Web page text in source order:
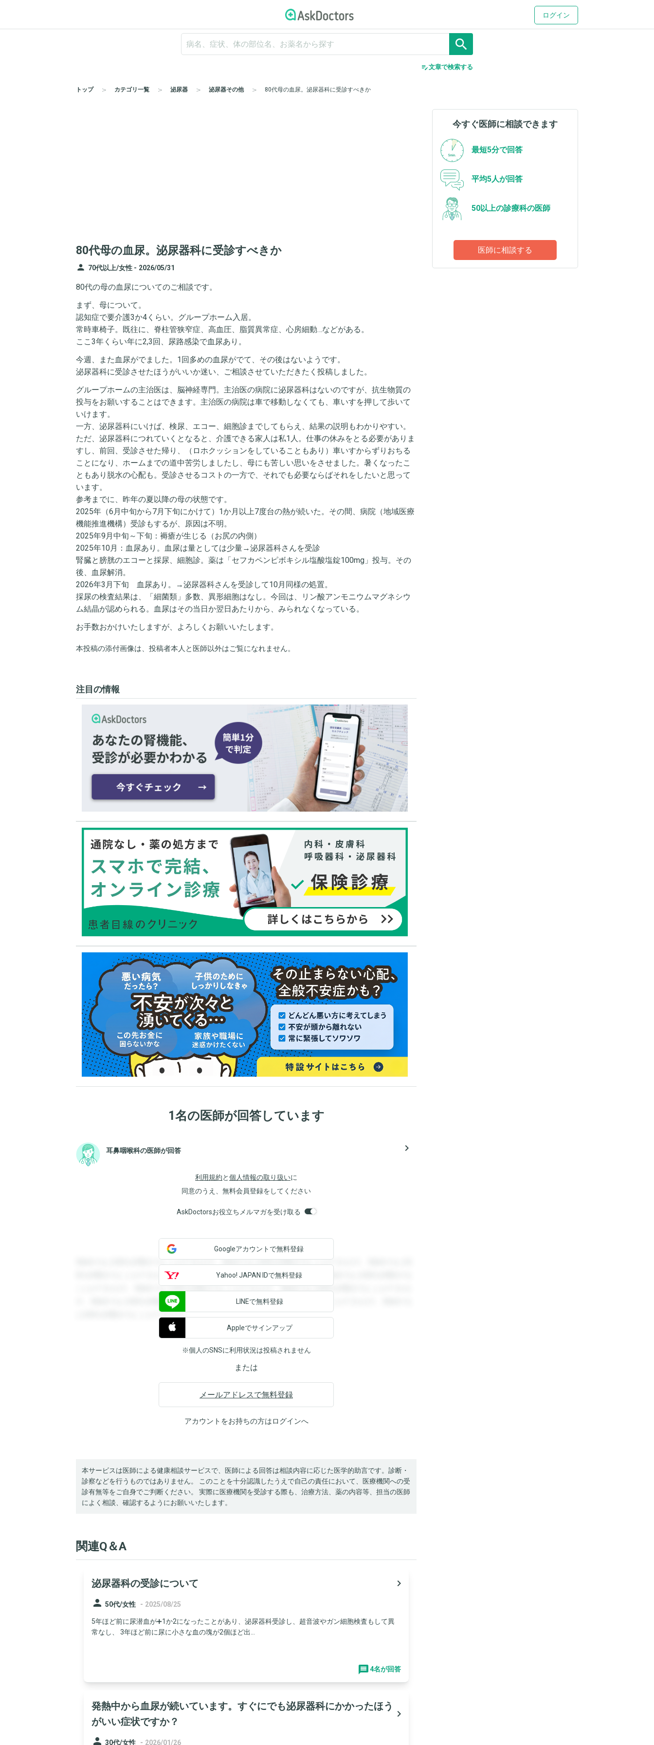
ログイン
search
edit_note文章で検索する
トップ カテゴリ一覧 泌尿器 泌尿器その他 80代母の血尿。泌尿器科に受診すべきか
80代母の血尿。泌尿器科に受診すべきか
person 70代以上/女性 - 2026/05/31
80代の母の血尿についてのご相談です。
まず、母について。
認知症で要介護3か4くらい。グループホーム入居。
常時車椅子。既往に、脊柱管狭窄症、高血圧、脂質異常症、心房細動…などがある。
ここ3年くらい年に2,3回、尿路感染で血尿あり。
今週、また血尿がでました。1回多めの血尿がでて、その後はないようです。
泌尿器科に受診させたほうがいいか迷い、ご相談させていただきたく投稿しました。
グループホームの主治医は、脳神経専門。主治医の病院に泌尿器科はないのですが、抗生物質の
投与をお願いすることはできます。主治医の病院は車で移動しなくても、車いすを押して歩いて
いけます。
一方、泌尿器科にいけば、検尿、エコー、細胞診までしてもらえ、結果の説明もわかりやすい。
ただ、泌尿器科につれていくとなると、介護できる家人は私1人。仕事の休みをとる必要がありま
すし、前回、受診させた帰り、（ロホクッションをしていることもあり）車いすからずりおちる
ことになり、ホームまでの道中苦労しましたし、母にも苦しい思いをさせました。暑くなったこ
ともあり脱水の心配も。受診させるコストの一方で、それでも必要ならばそれをしたいと思って
います。
参考までに、昨年の夏以降の母の状態です。
2025年（6月中旬から7月下旬にかけて）1か月以上7度台の熱が続いた。その間、病院（地域医療
機能推進機構）受診もするが、原因は不明。
2025年9月中旬～下旬：褥瘡が生じる（お尻の内側）
2025年10月：血尿あり。血尿は量としては少量→泌尿器科さんを受診
腎臓と膀胱のエコーと採尿、細胞診。薬は「セフカペンピボキシル塩酸塩錠100mg」投与。その
後、血尿解消。
2026年3月下旬 血尿あり。→泌尿器科さんを受診して10月同様の処置。
採尿の検査結果は、「細菌類」多数、異形細胞はなし。今回は、リン酸アンモニウムマグネシウ
ム結晶が認められる。血尿はその当日か翌日あたりから、みられなくなっている。
お手数おかけいたしますが、よろしくお願いいたします。
本投稿の添付画像は、投稿者本人と医師以外はご覧になれません。
注目の情報
1名の医師が回答しています
耳鼻咽喉科の医師が回答 navigate_next
利用規約と個人情報の取り扱いに
同意のうえ、無料会員登録をしてください
AskDoctorsお役立ちメルマガを受け取る
登録すると回答を閲覧することができます。登録すると回答を閲覧することができます。登録すると回
答を閲覧することができます。登録すると回答を閲覧することができます。登録すると回答を閲覧する
ことができます。登録すると回答を閲覧することができます。登録すると回答を閲覧することができま
す。登録すると回答を閲覧することができます。登録すると回答を閲覧することができます。登録する
と回答を閲覧することができます。
Googleアカウントで無料登録
Yahoo! JAPAN IDで無料登録
LINEで無料登録
Appleでサインアップ
※個人のSNSに利用状況は投稿されません
または
メールアドレスで無料登録
アカウントをお持ちの方はログインへ
本サービスは医師による健康相談サービスで、医師による回答は相談内容に応じた医学的助言です。診断・
診察などを行うものではありません。 このことを十分認識したうえで自己の責任において、医療機関への受
診有無等をご自身でご判断ください。 実際に医療機関を受診する際も、治療方法、薬の内容等、担当の医師
によく相談、確認するようにお願いいたします。
関連Q＆A
泌尿器科の受診について
navigate_next
person 50代/女性 - 2025/08/25
5年ほど前に尿潜血が➕1か2になったことがあり、泌尿器科受診し、超音波やガン細胞検査もして異
常なし、 3年ほど前に尿に小さな血の塊が2個ほど出...
4名が回答
発熱中から血尿が続いています。すぐにでも泌尿器科にかかったほう
がいい症状ですか？
navigate_next
person 30代/女性 - 2026/01/26
今すぐ医師に相談できます
最短5分で回答
平均5人が回答
50以上の診療科の医師
医師に相談する